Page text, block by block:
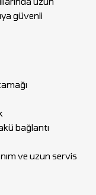
güvenli
bağlantı
ve uzun servis